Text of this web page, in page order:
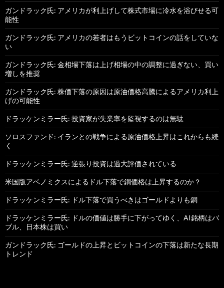
ガンドラック氏: アメリカが利上げして株式市場に冷水を浴びせる可
能性
ガンドラック氏: アメリカの若者はもうビットコインの話をしていな
い
ガンドラック氏: 金相場下落は上げ相場の中の調整に過ぎない、買い
増しを推奨
ガンドラック氏: 株価下落の原因は原油価格高騰によるアメリカ利上
げの可能性
ドラッケンミラー氏: 投資家が失業率を監視するのは無駄
ソロスファンド: イランとの戦争による原油価格上昇はこれからも続
く
ドラッケンミラー氏: 逆張り投資は過大評価されている
米国版アベノミクスによるドル下落で銅価格は上昇するのか？
ドラッケンミラー氏: ドル下落で買うべきはゴールドよりも銅
ドラッケンミラー氏: ドルの価値は勝手に下がってゆく、AI銘柄はバ
ブル、日本株は買い
ガンドラック氏: ゴールドの上昇とビットコインの下落は新たな長期
トレンド